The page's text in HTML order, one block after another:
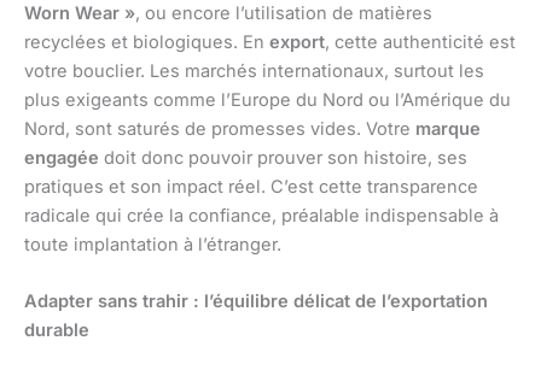
Worn Wear », ou encore l’utilisation de matières
recyclées et biologiques. En export, cette authenticité est
votre bouclier. Les marchés internationaux, surtout les
plus exigeants comme l’Europe du Nord ou l’Amérique du
Nord, sont saturés de promesses vides. Votre marque
engagée doit donc pouvoir prouver son histoire, ses
pratiques et son impact réel. C’est cette transparence
radicale qui crée la confiance, préalable indispensable à
toute implantation à l’étranger.
Adapter sans trahir : l’équilibre délicat de l’exportation
durable